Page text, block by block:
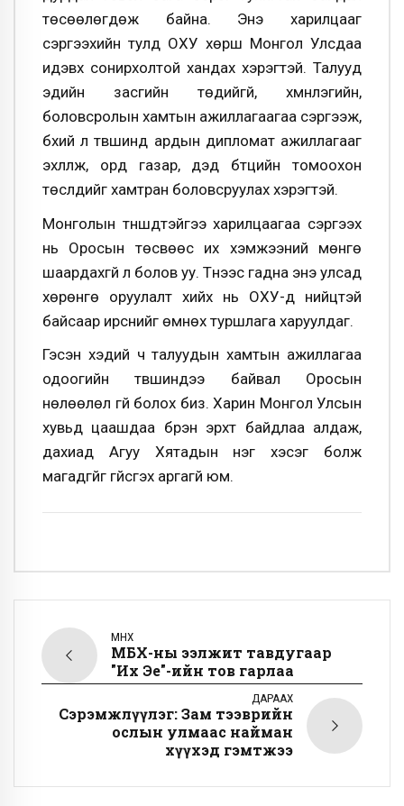
төсөөлөгдөж байна. Энэ харилцааг
сэргээхийн тулд ОХУ хөрш Монгол Улсдаа
идэвх сонирхолтой хандах хэрэгтэй. Талууд
эдийн засгийн төдийгүй, хүмүүнлэгийн,
боловсролын хамтын ажиллагаагаа сэргээж,
бүхий л түвшинд ардын дипломат ажиллагааг
эхлүүлж, орд газар, дэд бүтцийн томоохон
төслүүдийг хамтран боловсруулах хэрэгтэй.
Монголын түншүүдтэйгээ харилцаагаа сэргээх
нь Оросын төсвөөс их хэмжээний мөнгө
шаардахгүй л болов уу. Түүнээс гадна энэ улсад
хөрөнгө оруулалт хийх нь ОХУ-д нийцтэй
байсаар ирснийг өмнөх туршлага харуулдаг.
Гэсэн хэдий ч талуудын хамтын ажиллагаа
одоогийн түвшиндээ байвал Оросын
нөлөөлөл үгүй болох биз. Харин Монгол Улсын
хувьд цаашдаа бүрэн эрхт байдлаа алдаж,
дахиад Агуу Хятадын нэг хэсэг болж
магадгүйг үгүйсгэх аргагүй юм.
ӨМНӨХ
МҮБХ-ны ээлжит тавдугаар
"Их Эе"-ийн тов гарлаа
ДАРААХ
Сэрэмжлүүлэг: Зам тээврийн
ослын улмаас найман
хүүхэд гэмтжээ